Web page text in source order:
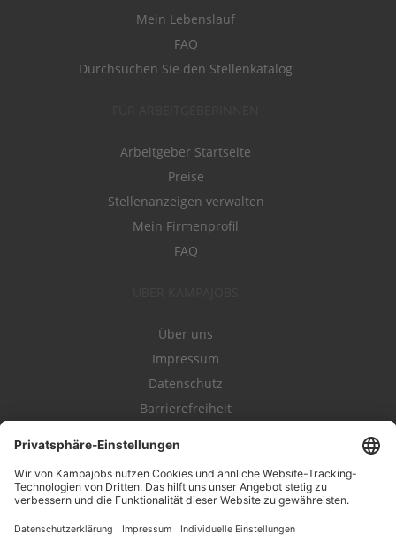
Mein Lebenslauf
FAQ
Durchsuchen Sie den Stellenkatalog
Arbeitgeber Startseite
Preise
Stellenanzeigen verwalten
Mein Firmenprofil
FAQ
Über uns
Impressum
Datenschutz
Barrierefreiheit
Kampahire
Kampagnenforum
LeadNow